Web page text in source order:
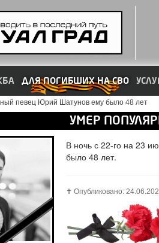
ДЛЯ ПОГИБШИХ НА СВО
певец Юрий Шатунов ему было 48 лет
УМЕР
В ночь с 22-го на 23
было 48 лет.
✝️ Опубликовано: